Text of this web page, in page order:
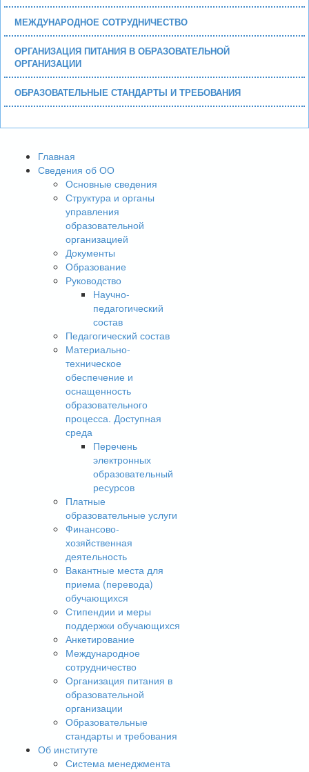
МЕЖДУНАРОДНОЕ СОТРУДНИЧЕСТВО
ОРГАНИЗАЦИЯ ПИТАНИЯ В ОБРАЗОВАТЕЛЬНОЙ
ОРГАНИЗАЦИИ
ОБРАЗОВАТЕЛЬНЫЕ СТАНДАРТЫ И ТРЕБОВАНИЯ
Главная
Сведения об ОО
Основные сведения
Структура и органы
управления
образовательной
организацией
Документы
Образование
Руководство
Научно-
педагогический
состав
Педагогический состав
Материально-
техническое
обеспечение и
оснащенность
образовательного
процесса. Доступная
среда
Перечень
электронных
образовательный
ресурсов
Платные
образовательные услуги
Финансово-
хозяйственная
деятельность
Вакантные места для
приема (перевода)
обучающихся
Стипендии и меры
поддержки обучающихся
Анкетирование
Международное
сотрудничество
Организация питания в
образовательной
организации
Образовательные
стандарты и требования
Об институте
Система менеджмента